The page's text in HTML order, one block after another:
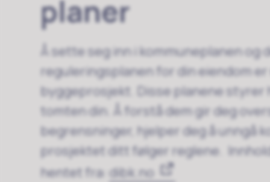
planer
Å sette seg inn i kommuneplanen og
reguleringsplanen for din eiendom
byggeprosjekt. Disse planene styrer
tomten din. Å forstå dem gir deg
begrensninger, hjelper deg å unngå
prosjektet ditt følger reglene.
hentet fra: dibk.no